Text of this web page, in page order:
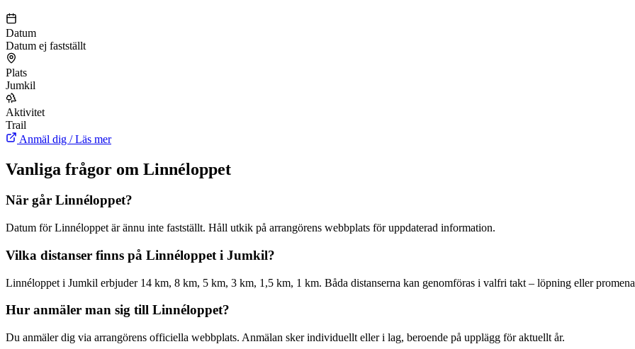
Datum
Datum ej fastställt
Plats
Jumkil
Aktivitet
Trail
Anmäl dig / Läs mer
Vanliga frågor om Linnéloppet
När går Linnéloppet?
Datum för Linnéloppet är ännu inte fastställt. Håll utkik på arrangörens webbplats för uppdaterad information.
Vilka distanser finns på Linnéloppet i Jumkil?
Linnéloppet i Jumkil erbjuder 14 km, 8 km, 5 km, 3 km, 1,5 km, 1 km. Båda distanserna kan genomföras i valfri takt – löpning eller
Hur anmäler man sig till Linnéloppet?
Du anmäler dig via arrangörens officiella webbplats. Anmälan sker individuellt eller i lag, beroende på upplägg för aktuellt år.